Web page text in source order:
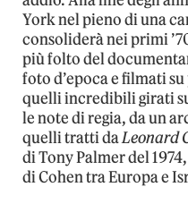
York nel pieno di una
consoliderà nei primi
più folto del
foto d’epoca e filmati
quelli incredibili girati
le note di regia, da un
quelli tratti daLeonard
di Tony Palmer del
di Cohen tra Europa e